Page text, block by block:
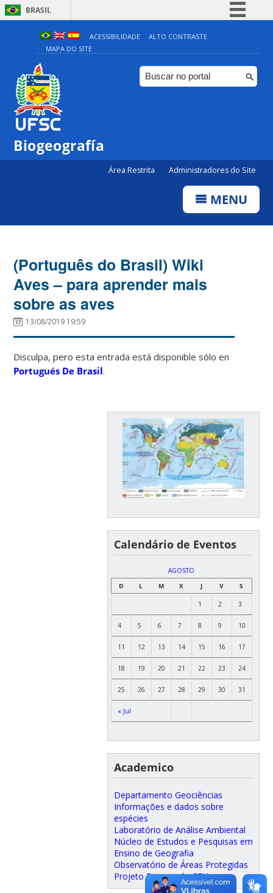
BRASIL
Simplifique!
Comunica BR
Participe
ACESSIBILIDADE
ALTO CONTRASTE
MAPA DO SITE
Biogeografía
Área Restrita Administradores do Site
MENU
(Português do Brasil) Wiki
Aves – para aprender mais
sobre as aves
13/08/2019 19:59
Disculpa, pero esta entrada está disponible sólo en
Portugués De Brasil.
Calendário de Eventos
AGOSTO
D
L M X J V S
« Jul
1 2 3
4 5 6 7 8 9 10
11 12 13 14 15 16 17
18 19 20 21 22 23 24
25 26 27 28 29 30 31
Academico
Departamento Geociências
Informações e dados sobre
espécies
Laboratório de Análise Ambiental
Núcleo de Estudos e Pesquisas em
Ensino de Geografia
Observatório de Áreas Protegidas
Projeto Bosque do CFH